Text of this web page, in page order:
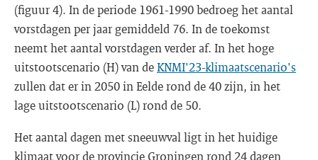
(figuur 4). In de periode 1961-1990 bedroeg het aantal
vorstdagen per jaar gemiddeld 76. In de toekomst
neemt het aantal vorstdagen verder af. In het hoge
uitstootscenario (H) van deKNMI'23-klimaatscenario's
zullen dat er in 2050 in Eelde rond de 40 zijn, in het
lage uitstootscenario (L) rond de 50.
Het aantal dagen met sneeuwval ligt in het huidige
klimaat voor de provincie Groningen rond 24 dagen